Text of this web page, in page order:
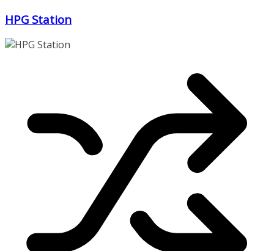
Zum
springen
HPG Station